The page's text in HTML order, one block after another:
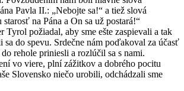
Pavla II.: „Nebojte sa!“ a tiež slová
na Pána a On sa už postará!“
Tyrol požiadal, aby sme ešte zaspievali a tak
sa do spevu. Srdečne nám poďakoval za účasť
rehole priniesli a rozlúčil sa s nami.
vo viere, plní zážitkov a dobrého pocitu
Slovensko niečo urobili, odchádzali sme